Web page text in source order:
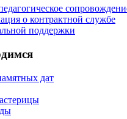
о контрактной службе
поддержки
дат